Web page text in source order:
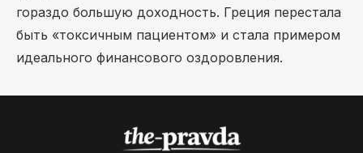
гораздо большую доходность. Греция перестала
быть «токсичным пациентом» и стала примером
идеального финансового оздоровления.